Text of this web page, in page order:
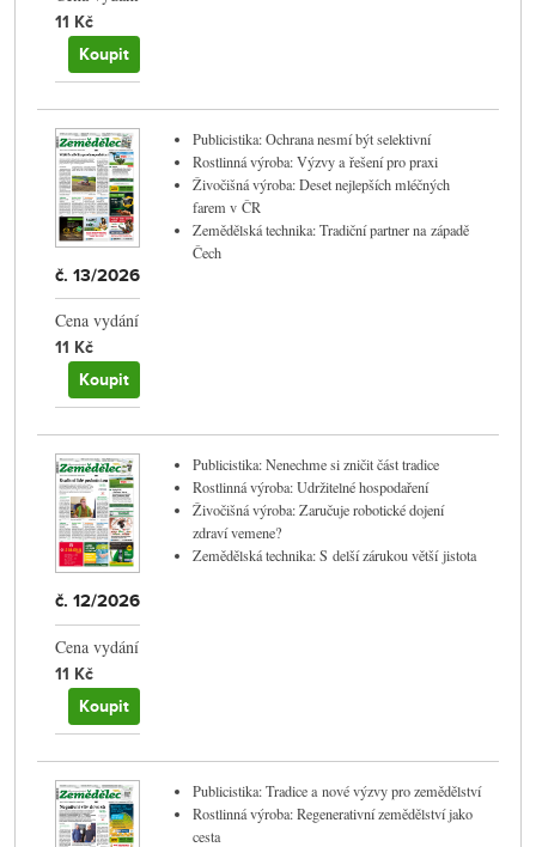
11 Kč
Koupit
č. 13/2026
Cena vydání
11 Kč
Koupit
Publicistika: Ochrana nesmí být selektivní
Rostlinná výroba: Výzvy a řešení pro praxi
Živočišná výroba: Deset nejlepších mléčných
farem v ČR
Zemědělská technika: Tradiční partner na západě
Čech
č. 12/2026
Cena vydání
11 Kč
Koupit
Publicistika: Nenechme si zničit část tradice
Rostlinná výroba: Udržitelné hospodaření
Živočišná výroba: Zaručuje robotické dojení
zdraví vemene?
Zemědělská technika: S delší zárukou větší jistota
Publicistika: Tradice a nové výzvy pro zemědělství
Rostlinná výroba: Regenerativní zemědělství jako
cesta